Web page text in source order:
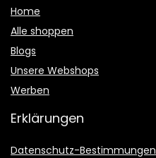
Home
Alle shoppen
Blogs
Unsere Webshops
Werben
Erklärungen
Datenschutz-Bestimmungen